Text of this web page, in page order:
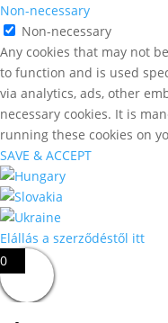
Non-necessary
Non-necessary
Any cookies that may not
to function and is used
via analytics, ads, other
necessary cookies. It is
running these cookies on
SAVE & ACCEPT
Elállás a szerződéstől itt
0